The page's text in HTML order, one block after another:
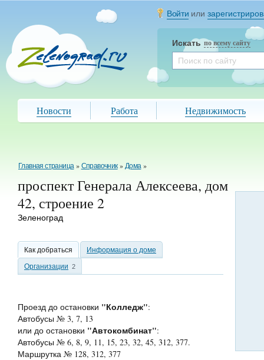
Войти или
Искать по всему сайту
Новости Работа Недвижимость
Главная страница »Справочник » Дома »
проспект Генерала Алексеева, дом
42, строение 2
Зеленоград
Как добраться
Информация о доме
Организации 2
Проезд до остановки "Колледж":
Автобусы № 3, 7, 13
или до остановки "Автокомбинат":
Автобусы № 6, 8, 9, 11, 15, 23, 32, 45, 312, 377.
Маршрутка № 128, 312, 377